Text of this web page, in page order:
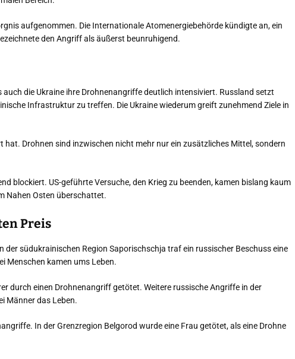
aufgenommen. Die Internationale Atomenergiebehörde kündigte an, ein
den Angriff als äußerst beunruhigend.
die Ukraine ihre Drohnenangriffe deutlich intensiviert. Russland setzt
Infrastruktur zu treffen. Die Ukraine wiederum greift zunehmend Ziele in
hat. Drohnen sind inzwischen nicht mehr nur ein zusätzliches Mittel, sondern
blockiert. US-geführte Versuche, den Krieg zu beenden, kamen bislang kaum
Nahen Osten überschattet.
Preis
südukrainischen Region Saporischschja traf ein russischer Beschuss eine
Menschen kamen ums Leben.
durch einen Drohnenangriff getötet. Weitere russische Angriffe in der
Männer das Leben.
In der Grenzregion Belgorod wurde eine Frau getötet, als eine Drohne